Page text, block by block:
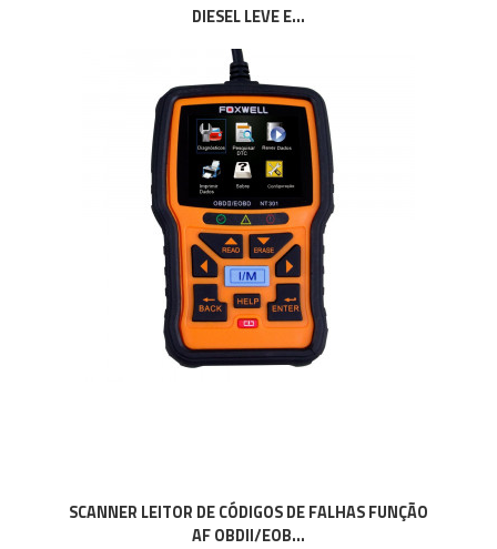
DIESEL LEVE E...
SCANNER LEITOR DE CÓDIGOS DE FALHAS FUNÇÃO
AF OBDII/EOB...